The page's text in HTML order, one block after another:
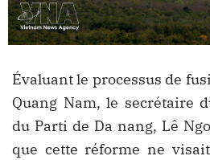
Évaluant le processus de
Quang Nam, le secrétaire
du Parti de Da nang, Lê
que cette réforme ne